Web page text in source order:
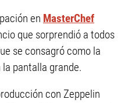
en MasterChef
que sorprendió a todos
se consagró como la
pantalla grande.
con Zeppelin